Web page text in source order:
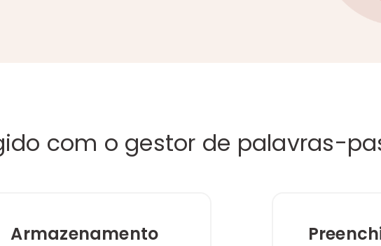
com o gestor de palavras-
Armazenamento